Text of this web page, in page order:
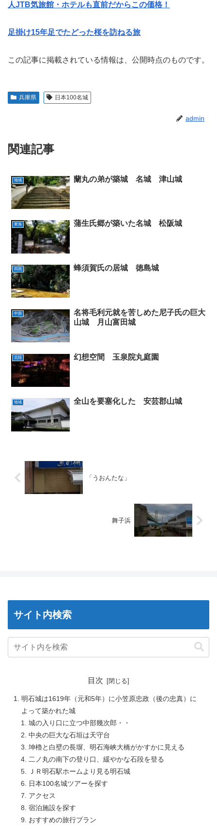
人JTB気旅館・ホテルも直前だからこの価格！
足掛け15年足でたどった桜を訪ねる旅
この記事に掲載されている情報は、公開時点のものです。
兵庫県 日本100名城
admin
関連記事
地域 蘭丸の弟が築城 名城 津山城
東海 蒲生氏郷が築いた名城 松阪城
四国 蜂須賀氏の居城 徳島城
中国
名将毛利元就を苦しめた尼子氏の巨大
山城 月山富田城
北陸 幻想空間 玉泉院丸庭園
地域 全山を要塞化した 安芸郡山城
「うおんたな」
舞子浜
サイト内検索
目次
明石城は1619年（元和5年）に小笠原忠政（後の忠真）に
よって築かれた城
城の入り口に立つ中部幾次郎・・
中央の巨大な石垣は天守台
坤櫓と白壁の長塀、明石海峡大橋がかすかに見える
二ノ丸の南下の登り口、緩やかな石段を登る
ＪＲ明石駅ホームより見る明石城
日本100名城ツアーを探す
アクセス
宿泊施設を探す
おすすめの旅行プラン